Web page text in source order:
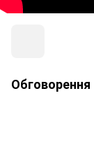
Обговорення